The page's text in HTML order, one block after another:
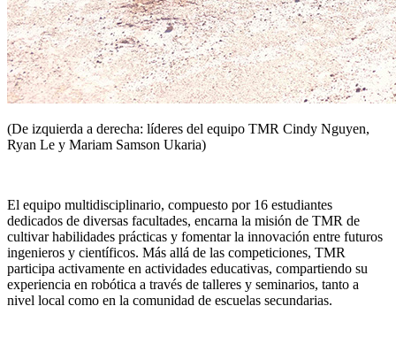
(De izquierda a derecha: líderes del equipo TMR Cindy Nguyen,
Ryan Le y Mariam Samson Ukaria)
El equipo multidisciplinario, compuesto por 16 estudiantes
dedicados de diversas facultades, encarna la misión de TMR de
cultivar habilidades prácticas y fomentar la innovación entre futuros
ingenieros y científicos. Más allá de las competiciones, TMR
participa activamente en actividades educativas, compartiendo su
experiencia en robótica a través de talleres y seminarios, tanto a
nivel local como en la comunidad de escuelas secundarias.